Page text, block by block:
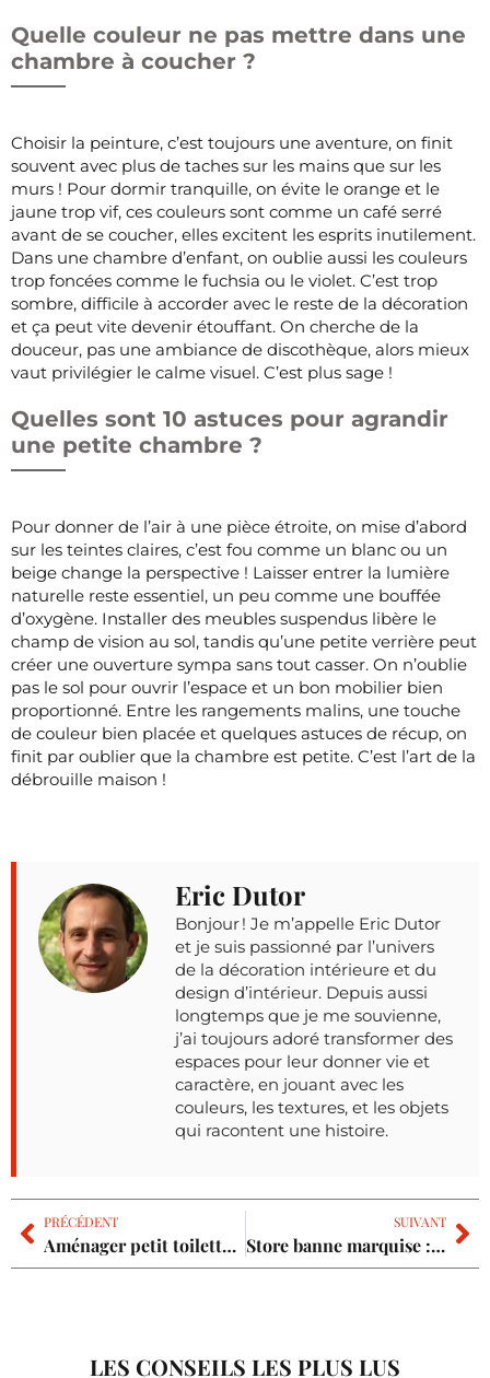
Quelle couleur ne pas mettre dans une
chambre à coucher ?
Choisir la peinture, c’est toujours une aventure, on finit
souvent avec plus de taches sur les mains que sur les
murs ! Pour dormir tranquille, on évite le orange et le
jaune trop vif, ces couleurs sont comme un café serré
avant de se coucher, elles excitent les esprits inutilement.
Dans une chambre d’enfant, on oublie aussi les couleurs
trop foncées comme le fuchsia ou le violet. C’est trop
sombre, difficile à accorder avec le reste de la décoration
et ça peut vite devenir étouffant. On cherche de la
douceur, pas une ambiance de discothèque, alors mieux
vaut privilégier le calme visuel. C’est plus sage !
Quelles sont 10 astuces pour agrandir
une petite chambre ?
Pour donner de l’air à une pièce étroite, on mise d’abord
sur les teintes claires, c’est fou comme un blanc ou un
beige change la perspective ! Laisser entrer la lumière
naturelle reste essentiel, un peu comme une bouffée
d’oxygène. Installer des meubles suspendus libère le
champ de vision au sol, tandis qu’une petite verrière peut
créer une ouverture sympa sans tout casser. On n’oublie
pas le sol pour ouvrir l’espace et un bon mobilier bien
proportionné. Entre les rangements malins, une touche
de couleur bien placée et quelques astuces de récup, on
finit par oublier que la chambre est petite. C’est l’art de la
débrouille maison !
Eric Dutor
Bonjour ! Je m’appelle Eric Dutor
et je suis passionné par l’univers
de la décoration intérieure et du
design d’intérieur. Depuis aussi
longtemps que je me souvienne,
j’ai toujours adoré transformer des
espaces pour leur donner vie et
caractère, en jouant avec les
couleurs, les textures, et les objets
qui racontent une histoire.
PRÉCÉDENT
Aménager petit toilette : les 10 astuces pour optimiser votre espace
SUIVANT
Store banne marquise : le meilleur choix pour votre terrasse et votre budget ?
LES CONSEILS LES PLUS LUS